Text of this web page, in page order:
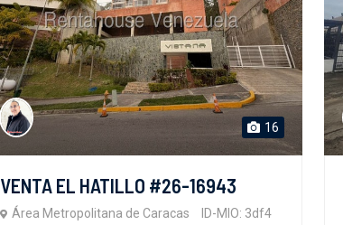
16
VENTA EL HATILLO #26-16943
Área Metropolitana de Caracas ID-MIO: 3df4